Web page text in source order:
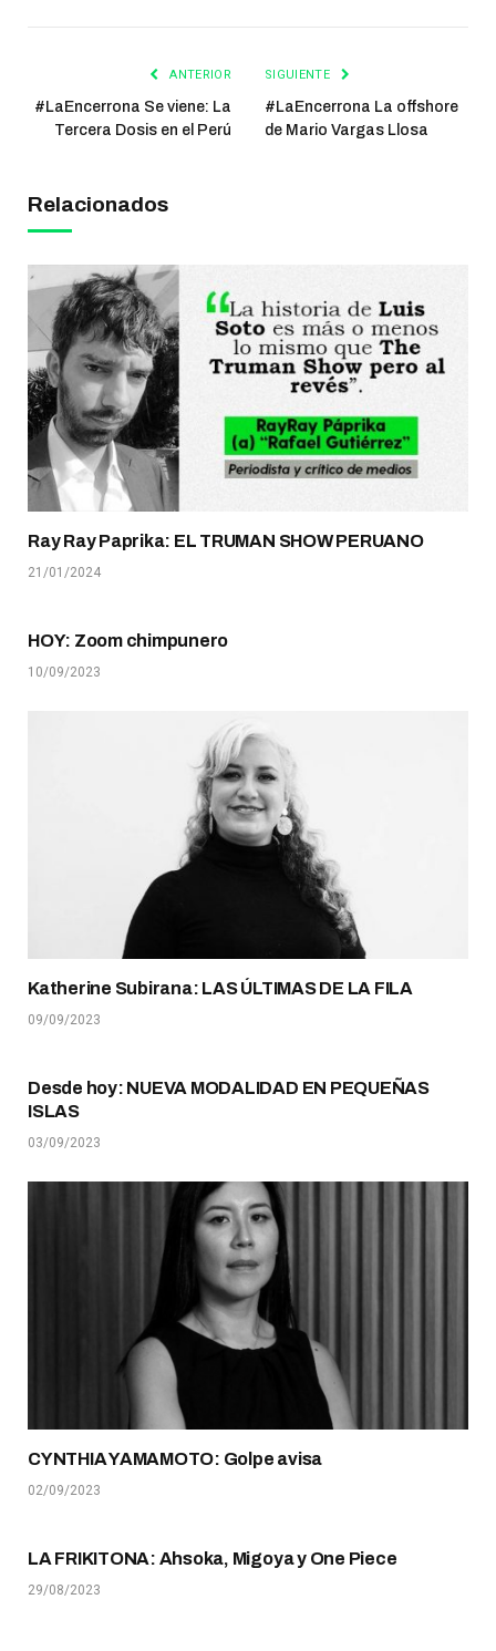
ANTERIOR
#LaEncerrona Se viene: La
Tercera Dosis en el Perú
SIGUIENTE
#LaEncerrona La offshore
de Mario Vargas Llosa
Relacionados
Ray Ray Paprika: EL TRUMAN SHOW PERUANO
21/01/2024
HOY: Zoom chimpunero
10/09/2023
Katherine Subirana: LAS ÚLTIMAS DE LA FILA
09/09/2023
Desde hoy: NUEVA MODALIDAD EN PEQUEÑAS
ISLAS
03/09/2023
CYNTHIA YAMAMOTO: Golpe avisa
02/09/2023
LA FRIKITONA: Ahsoka, Migoya y One Piece
29/08/2023